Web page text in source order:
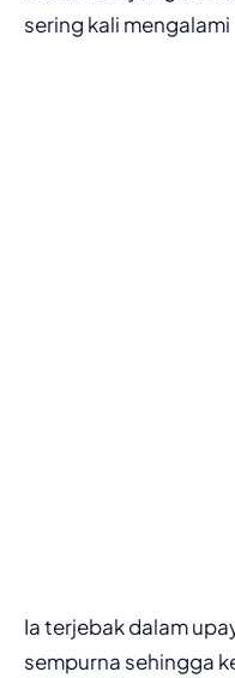
sering kali
Ia terjebak dalam
sempurna sehingga